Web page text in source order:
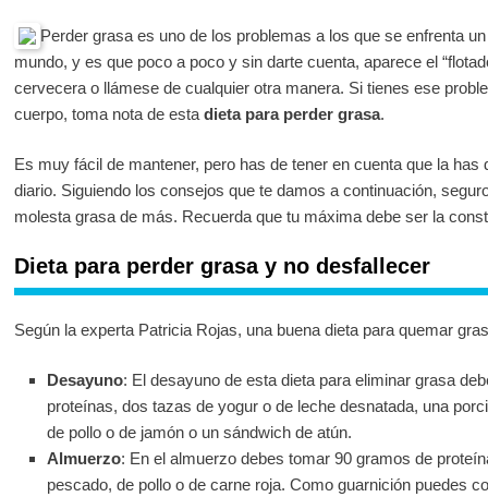
Perder grasa es uno de los problemas a los que se enfrenta
mundo, y es que poco a poco y sin darte cuenta, aparece el
cervecera o llámese de cualquier otra manera. Si tienes ese
cuerpo, toma nota de esta dieta para perder grasa.
Es muy fácil de mantener, pero has de tener en cuenta que la
diario. Siguiendo los consejos que te damos a continuación,
molesta grasa de más. Recuerda que tu máxima debe ser la
Dieta para perder grasa y no desfallecer
Según la experta Patricia Rojas, una buena dieta para quemar
Desayuno: El desayuno de esta dieta para eliminar grasa
proteínas, dos tazas de yogur o de leche desnatada, una
de pollo o de jamón o un sándwich de atún.
Almuerzo: En el almuerzo debes tomar 90 gramos de
pescado, de pollo o de carne roja. Como guarnición puedes